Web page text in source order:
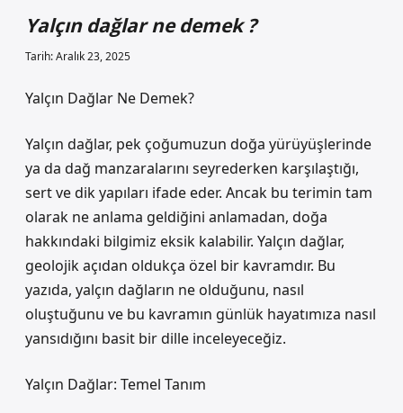
Yalçın dağlar ne demek ?
Tarih: Aralık 23, 2025
Yalçın Dağlar Ne Demek?
Yalçın dağlar, pek çoğumuzun doğa yürüyüşlerinde
ya da dağ manzaralarını seyrederken karşılaştığı,
sert ve dik yapıları ifade eder. Ancak bu terimin tam
olarak ne anlama geldiğini anlamadan, doğa
hakkındaki bilgimiz eksik kalabilir. Yalçın dağlar,
geolojik açıdan oldukça özel bir kavramdır. Bu
yazıda, yalçın dağların ne olduğunu, nasıl
oluştuğunu ve bu kavramın günlük hayatımıza nasıl
yansıdığını basit bir dille inceleyeceğiz.
Yalçın Dağlar: Temel Tanım